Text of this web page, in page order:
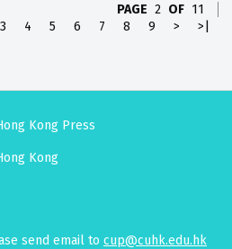
PAGE 2 OF 11
3 4 5 6 7 8 9 > >|
Kong Press
Kong
send email to cup@cuhk.edu.hk